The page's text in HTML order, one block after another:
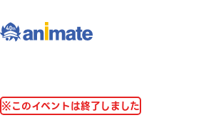
※このイベントは終了しました